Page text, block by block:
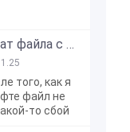
Как изменить формат файла с zip в mcworld?
того, как я
файл не
то сбой